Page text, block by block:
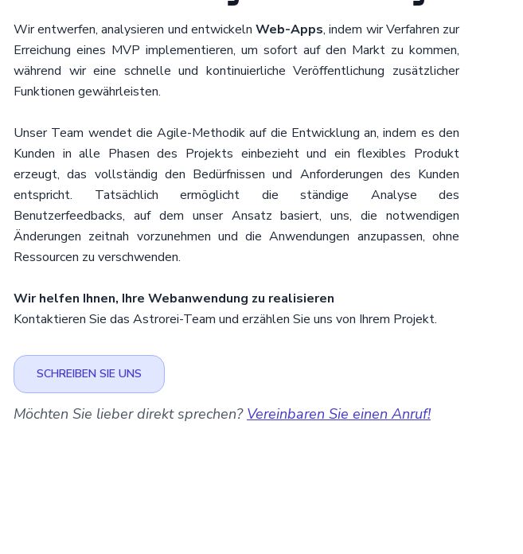
Wir entwerfen, analysieren und entwickelnWeb-Apps, indem wir Verfahren zur
Erreichung eines MVP implementieren, um sofort auf den Markt zu kommen,
während wir eine schnelle und kontinuierliche Veröffentlichung zusätzlicher
Funktionen gewährleisten.
Unser Team wendet die Agile-Methodik auf die Entwicklung an, indem es den
Kunden in alle Phasen des Projekts einbezieht und ein flexibles Produkt
erzeugt, das vollständig den Bedürfnissen und Anforderungen des Kunden
entspricht. Tatsächlich ermöglicht die ständige Analyse des
Benutzerfeedbacks, auf dem unser Ansatz basiert, uns, die notwendigen
Änderungen zeitnah vorzunehmen und die Anwendungen anzupassen, ohne
Ressourcen zu verschwenden.
Wir helfen Ihnen, Ihre Webanwendung zu realisieren
Kontaktieren Sie das Astrorei-Team und erzählen Sie uns von Ihrem Projekt.
SCHREIBEN SIE UNS
Möchten Sie lieber direkt sprechen? Vereinbaren Sie einen Anruf!